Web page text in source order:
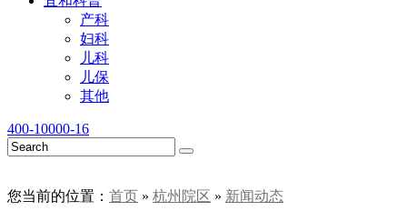
产科
妇科
儿科
儿保
其他
400-10000-16
您当前的位置： 首页 » 杭州院区 » 新闻动态